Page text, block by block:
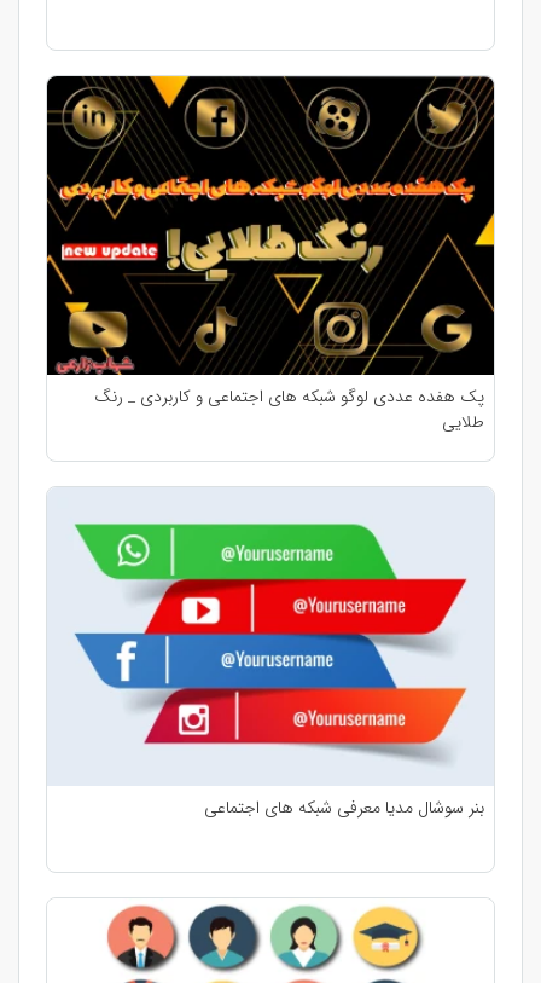
پک هفده عددی لوگو شبکه های اجتماعی و کاربردی _ رنگ
طلایی
بنر سوشال مدیا معرفی شبکه های اجتماعی